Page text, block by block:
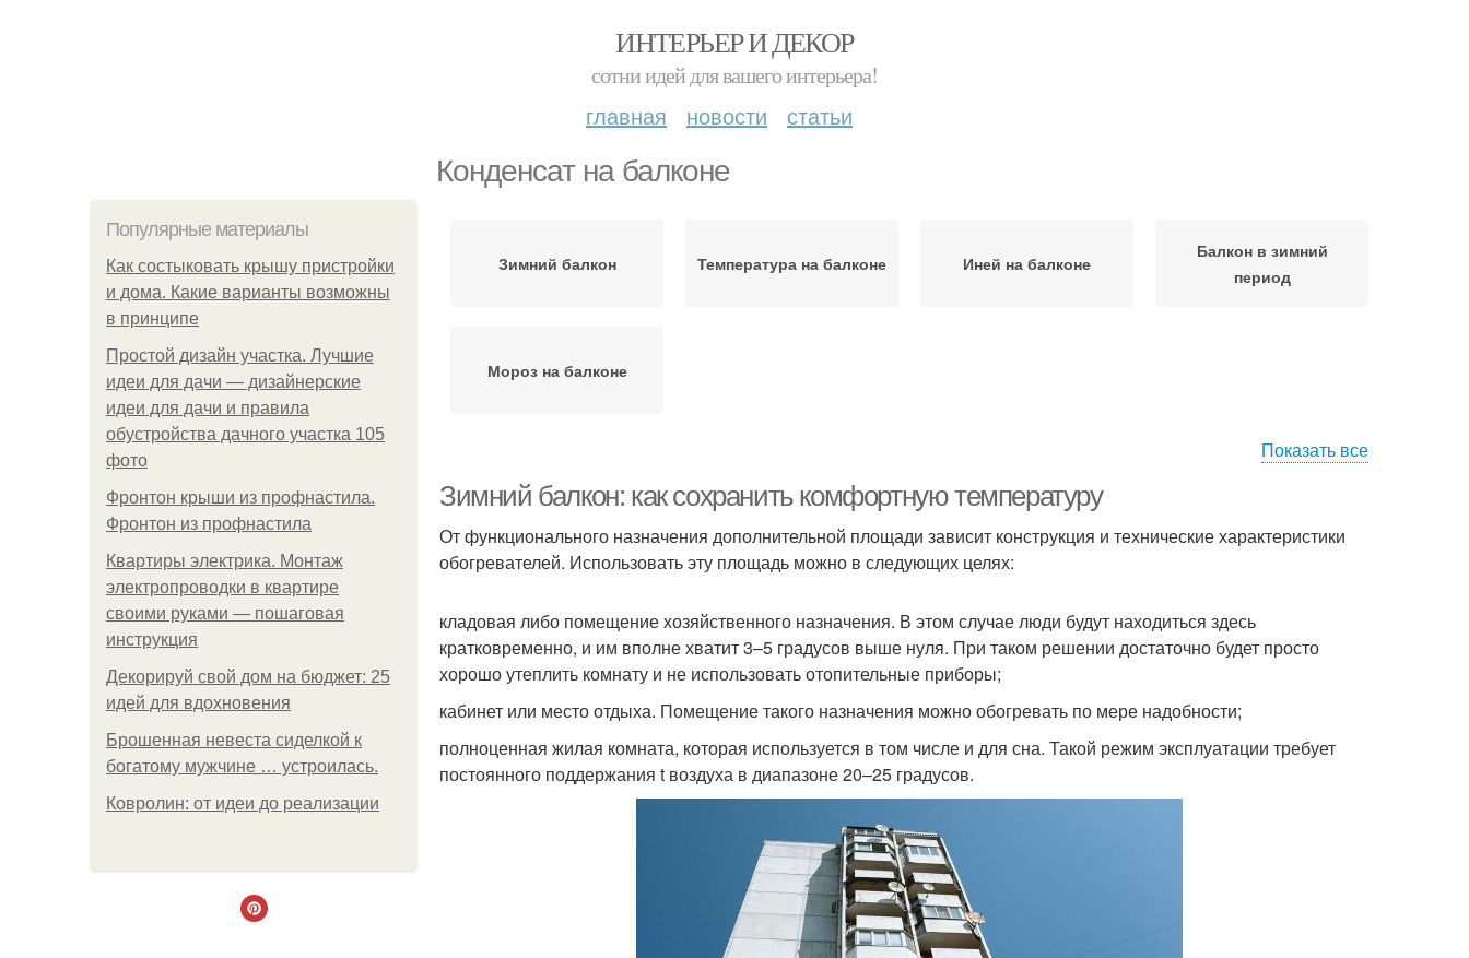
ИНТЕРЬЕР И ДЕКОР
сотни идей для вашего интерьера!
главная новости статьи
Конденсат на балконе
Популярные материалы
Как состыковать крышу пристройки
и дома. Какие варианты возможны
в принципе
Простой дизайн участка. Лучшие
идеи для дачи — дизайнерские
идеи для дачи и правила
обустройства дачного участка 105
фото
Фронтон крыши из профнастила.
Фронтон из профнастила
Квартиры электрика. Монтаж
электропроводки в квартире
своими руками — пошаговая
инструкция
Декорируй свой дом на бюджет: 25
идей для вдохновения
Брошенная невеста сиделкой к
богатому мужчине … устроилась.
Ковролин: от идеи до реализации
Зимний балкон Температура на балконе Иней на балконе
Балкон в зимний
период
Мороз на балконе
Показать все
Зимний балкон: как сохранить комфортную температуру
От функционального назначения дополнительной площади зависит конструкция и технические характеристики
обогревателей. Использовать эту площадь можно в следующих целях:
кладовая либо помещение хозяйственного назначения. В этом случае люди будут находиться здесь
кратковременно, и им вполне хватит 3–5 градусов выше нуля. При таком решении достаточно будет просто
хорошо утеплить комнату и не использовать отопительные приборы;
кабинет или место отдыха. Помещение такого назначения можно обогревать по мере надобности;
полноценная жилая комната, которая используется в том числе и для сна. Такой режим эксплуатации требует
постоянного поддержания t воздуха в диапазоне 20–25 градусов.